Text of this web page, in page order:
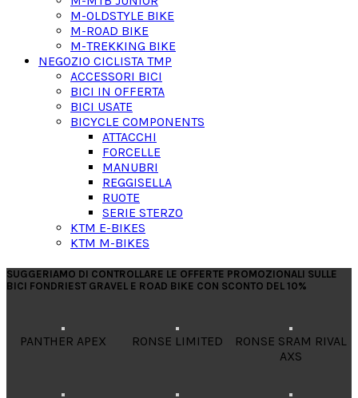
M-OLDSTYLE BIKE
M-ROAD BIKE
M-TREKKING BIKE
NEGOZIO CICLISTA TMP
ACCESSORI BICI
BICI IN OFFERTA
BICI USATE
BICYCLE COMPONENTS
ATTACCHI
FORCELLE
MANUBRI
REGGISELLA
RUOTE
SERIE STERZO
KTM E-BIKES
KTM M-BIKES
SUGGERIAMO DI CONTROLLARE LE OFFERTE PROMOZIONALI SULLE
BICI FONDRIEST GRAVEL E ROAD BIKE CON SCONTO DEL 10%
PANTHER APEX RONSE LIMITED
RONSE SRAM RIVAL
AXS